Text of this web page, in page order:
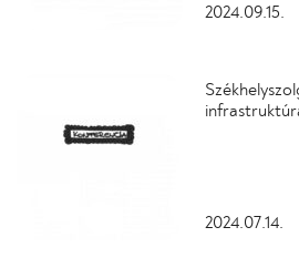
2024.09.15.
2024.07.14.